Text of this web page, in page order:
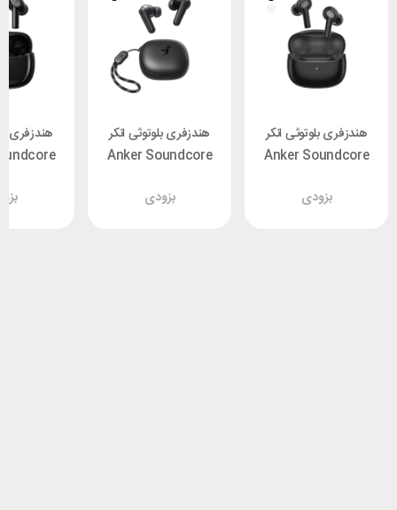
هندزفری بلوتوثی انکر
Anker Soundcore
بزودی
هندزفری بلوتوثی انکر
Anker Soundcore
بزودی
هندزفری